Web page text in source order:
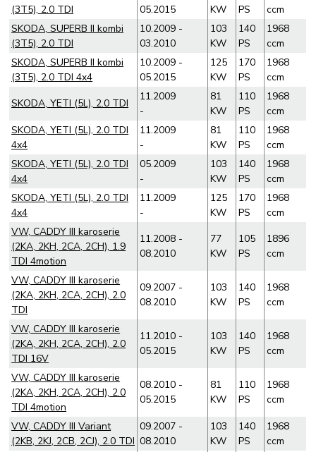
(3T5), 2.0 TDI
05.2015
KW
PS
ccm
SKODA, SUPERB II kombi
(3T5), 2.0 TDI
10.2009 -
03.2010
103
KW
140
PS
1968
ccm
SKODA, SUPERB II kombi
(3T5), 2.0 TDI 4x4
10.2009 -
05.2015
125
KW
170
PS
1968
ccm
SKODA, YETI (5L), 2.0 TDI
11.2009
-
81
KW
110
PS
1968
ccm
SKODA, YETI (5L), 2.0 TDI
4x4
11.2009
-
81
KW
110
PS
1968
ccm
SKODA, YETI (5L), 2.0 TDI
4x4
05.2009
-
103
KW
140
PS
1968
ccm
SKODA, YETI (5L), 2.0 TDI
4x4
11.2009
-
125
KW
170
PS
1968
ccm
VW, CADDY III karoserie
(2KA, 2KH, 2CA, 2CH), 1.9
TDI 4motion
11.2008 -
08.2010
77
KW
105
PS
1896
ccm
VW, CADDY III karoserie
(2KA, 2KH, 2CA, 2CH), 2.0
TDI
09.2007 -
08.2010
103
KW
140
PS
1968
ccm
VW, CADDY III karoserie
(2KA, 2KH, 2CA, 2CH), 2.0
TDI 16V
11.2010 -
05.2015
103
KW
140
PS
1968
ccm
VW, CADDY III karoserie
(2KA, 2KH, 2CA, 2CH), 2.0
TDI 4motion
08.2010 -
05.2015
81
KW
110
PS
1968
ccm
VW, CADDY III Variant
(2KB, 2KJ, 2CB, 2CJ), 2.0 TDI
09.2007 -
08.2010
103
KW
140
PS
1968
ccm